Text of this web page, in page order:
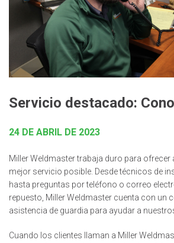
Servicio destacado:
24 DE ABRIL DE 2023
Miller Weldmaster trabaja duro para ofrecer
mejor servicio posible. Desde técnicos de
hasta preguntas por teléfono o correo
repuesto, Miller Weldmaster cuenta con un
asistencia de guardia para ayudar a
Cuando los clientes llaman a Miller